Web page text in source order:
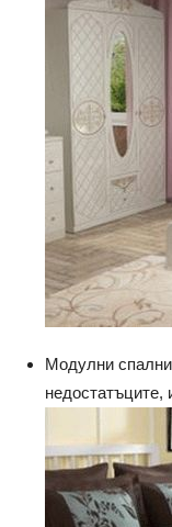
Модулни
недостатъците,